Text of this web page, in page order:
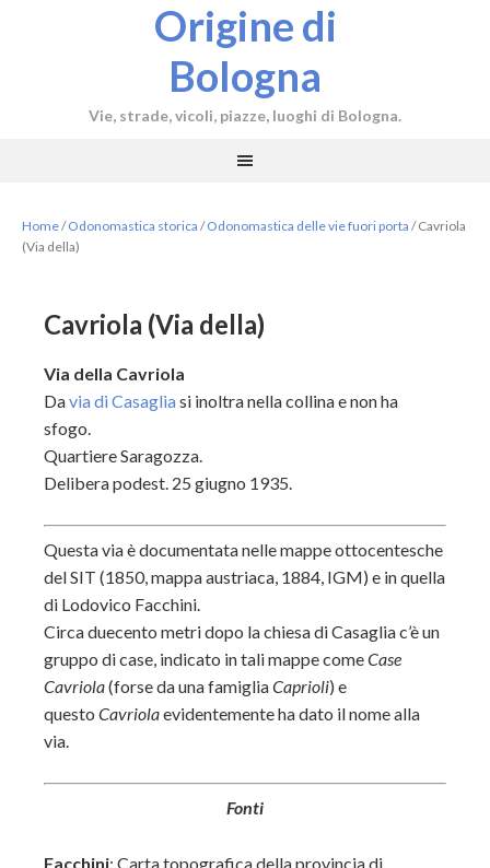
Origine di
Bologna
Vie, strade, vicoli, piazze, luoghi di Bologna.
Home/ Odonomastica storica / Odonomastica delle vie fuori porta /Cavriola
(Via della)
Cavriola (Via della)
Via della Cavriola
Davia di Casagliasi inoltra nella collina e non ha
sfogo.
Quartiere Saragozza.
Delibera podest. 25 giugno 1935.
Questa via è documentata nelle mappe ottocentesche
del SIT (1850, mappa austriaca, 1884, IGM) e in quella
di Lodovico Facchini.
Circa duecento metri dopo la chiesa di Casaglia c’è un
gruppo di case, indicato in tali mappe comeCase
Cavriola(forse da una famigliaCaprioli) e
questo Cavriolaevidentemente ha dato il nome alla
via.
Fonti
Facchini: Carta topografica della provincia di